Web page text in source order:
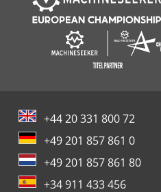
+44 20 331 800 72
+49 201 857 861 0
+49 201 857 861 80
+34 911 433 456